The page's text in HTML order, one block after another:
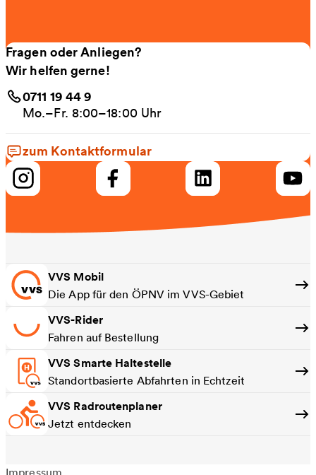
Fragen oder Anliegen?
Wir helfen gerne!
0711 19 44 9
Mo.–Fr. 8:00–18:00 Uhr
zum Kontaktformular
VVS Mobil
Die App für den ÖPNV im VVS-Gebiet
VVS-Rider
Fahren auf Bestellung
VVS Smarte Haltestelle
Standortbasierte Abfahrten in Echtzeit
VVS Radroutenplaner
Jetzt entdecken